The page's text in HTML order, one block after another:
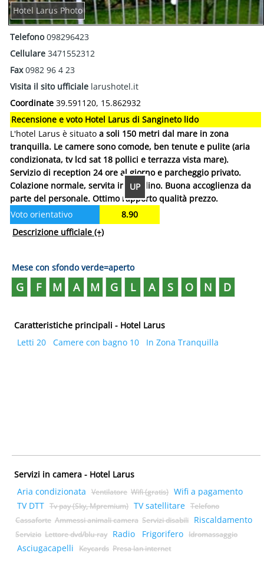
UP
Hotel Larus Photo
Telefono098296423
Cellulare 3471552312
Fax0982 96 4 23
Visita il sito ufficiale larushotel.it
Coordinate 39.591120, 15.862932
Recensione e voto Hotel Larus di Sangineto lido
L'hotel Larus è situato a soli 150 metri dal mare in zona
tranquilla. Le camere sono comode, ben tenute e pulite (aria
condizionata, tv lcd sat 18 pollici e terrazza vista mare).
Servizio di reception 24 ore al giorno e parcheggio privato.
Colazione normale, servita in giardino. Buona accoglienza da
parte del personale. Ottimo rapporto qualità prezzo.
Voto orientativo
8.90
Descrizione ufficiale (+)
Mese con sfondo verde=aperto
G F M A M G L A S O N D
Caratteristiche principali - Hotel Larus
Letti 20
Camere con bagno 10 In Zona Tranquilla
Servizi in camera - Hotel Larus
Aria condizionata
Ventilatore Wifi (gratis) Wifi a pagamento
TV DTT Tv pay (Sky, Mpremium) TV satellitare Telefono
Cassaforte Ammessi animali camera Servizi disabili Riscaldamento
Servizio Lettore dvd/blu-ray Radio Frigorifero Idromassaggio
Asciugacapelli Keycards Presa lan internet